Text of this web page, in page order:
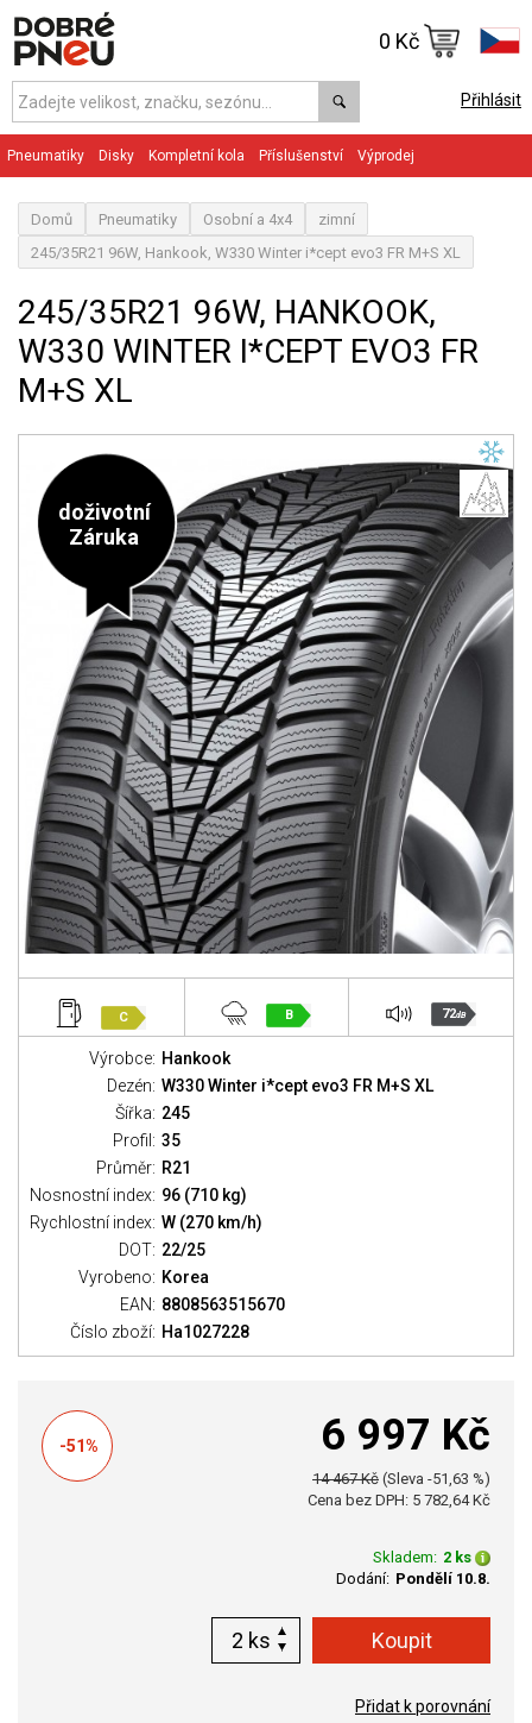
Přihlásit
0 Kč
Pneumatiky Disky Kompletní kola Příslušenství Výprodej
Domů Pneumatiky Osobní a 4x4
zimní
245/35R21 96W, Hankook, W330 Winter i*cept evo3 FR M+S XL
245/35R21 96W, HANKOOK,
W330 WINTER I*CEPT EVO3 FR
M+S XL
doživotní
Záruka
C B 72dB
Výrobce: Hankook
Dezén: W330 Winter i*cept evo3 FR M+S XL
Šířka: 245
Profil: 35
Průměr: R21
Nosnostní index: 96 (710 kg)
Rychlostní index: W (270 km/h)
DOT: 22/25
Vyrobeno: Korea
EAN: 8808563515670
Číslo zboží: Ha1027228
-51% 6 997 Kč
14 467 Kč (Sleva -51,63 %)
Cena bez DPH: 5 782,64 Kč
Skladem: 2 ks
Dodání: Pondělí 10.8.
ks
Přidat k porovnání